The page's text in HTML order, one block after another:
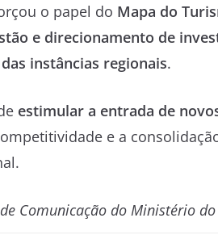
o papel do Mapa do
e direcionamento de
instâncias regionais.
estimular a entrada de
e a
Comunicação do Ministério